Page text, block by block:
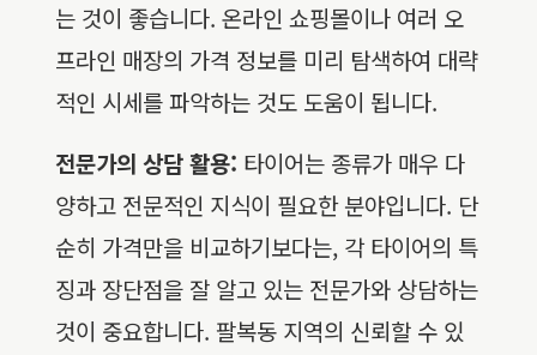
는 것이 좋습니다. 온라인 쇼핑몰이나 여러 오
프라인 매장의 가격 정보를 미리 탐색하여 대략
적인 시세를 파악하는 것도 도움이 됩니다.
전문가의 상담 활용: 타이어는 종류가 매우 다
양하고 전문적인 지식이 필요한 분야입니다. 단
순히 가격만을 비교하기보다는, 각 타이어의 특
징과 장단점을 잘 알고 있는 전문가와 상담하는
것이 중요합니다. 팔복동 지역의 신뢰할 수 있